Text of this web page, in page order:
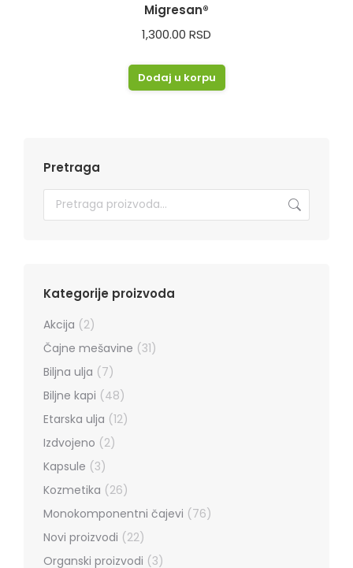
Migresan®
1,300.00 RSD
Dodaj u korpu
Pretraga
Kategorije proizvoda
Akcija (2)
Čajne mešavine (31)
Biljna ulja (7)
Biljne kapi (48)
Etarska ulja (12)
Izdvojeno (2)
Kapsule (3)
Kozmetika (26)
Monokomponentni čajevi (76)
Novi proizvodi (22)
Organski proizvodi (3)